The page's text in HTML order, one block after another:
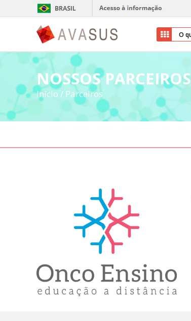
NOSSOS PARCEIROS
Início / Parceiros